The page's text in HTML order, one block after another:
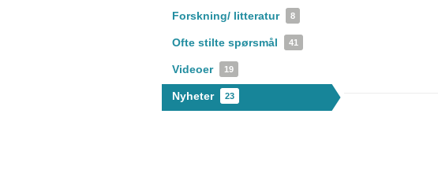
Forskning/ litteratur 8
Ofte stilte spørsmål 41
Videoer 19
Nyheter 23